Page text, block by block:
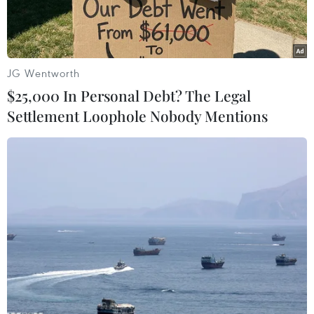
Theo AFP, Bộ trưởng Tài chính các nước thuộc
Nhóm 7 nền công nghiệp phát triển nhất thế
giới (G7) ngày 18/4 đã kêu gọi các chính phủ và
ngân hàng siết chặt kiểm soát các hoạt động tài
JG Wentworth
$25,000 In Personal Debt? The Legal
Settlement Loophole Nobody Mentions